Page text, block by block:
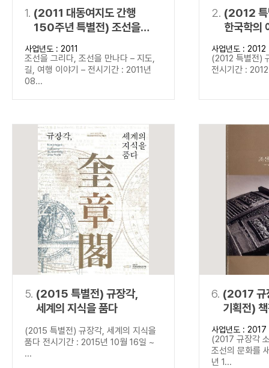
동시에 여러 개의 연산자를 사용할 수 있습니다.
1. (2011 대동여지도 간행
150주년 특별전) 조선을
그리다, 조선을 만나다
사업년도 : 2011
조선을 그리다, 조선을 만나다 – 지도,
길, 여행 이야기 – 전시기간 : 2011년
08...
2. (2012 특
한국학의
사업년도 : 2012
(2012 특별전)
전시기간 :
5. (2015 특별전) 규장각,
세계의 지식을 품다
(2015 특별전) 규장각, 세계의 지식을
품다 전시기간 : 2015년 10월 16일 ~
...
6. (2017 규
기획전)
새기다
사업년도 : 2017
(2017 규장각
조선의 문화를
년 1...